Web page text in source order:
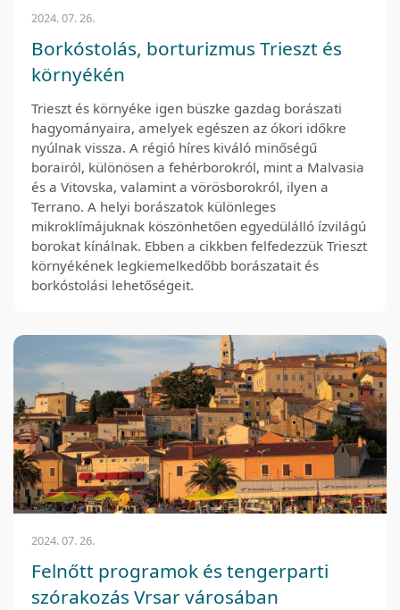
2024. 07. 26.
Borkóstolás, borturizmus Trieszt és
környékén
Trieszt és környéke igen büszke gazdag borászati
hagyományaira, amelyek egészen az ókori időkre
nyúlnak vissza. A régió híres kiváló minőségű
borairól, különösen a fehérborokról, mint a Malvasia
és a Vitovska, valamint a vörösborokról, ilyen a
Terrano. A helyi borászatok különleges
mikroklímájuknak köszönhetően egyedülálló ízvilágú
borokat kínálnak. Ebben a cikkben felfedezzük Trieszt
környékének legkiemelkedőbb borászatait és
borkóstolási lehetőségeit.
2024. 07. 26.
Felnőtt programok és tengerparti
szórakozás Vrsar városában